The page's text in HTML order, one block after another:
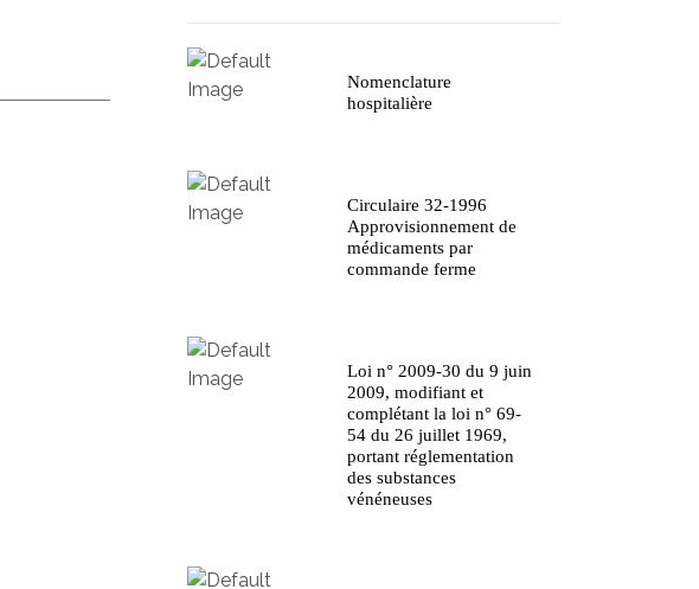
Nomenclature
hospitalière
Circulaire 32-1996
Approvisionnement de
médicaments par
commande ferme
Loi n° 2009-30 du 9 juin
2009, modifiant et
complétant la loi n° 69-
54 du 26 juillet 1969,
portant réglementation
des substances
vénéneuses